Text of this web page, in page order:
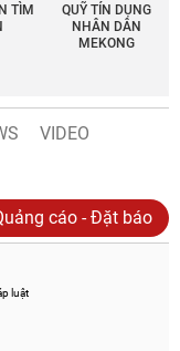
TÌM
QUỸ TÍN DỤNG
NHÂN DÂN
MEKONG
VIDEO
cáo - Đặt báo
luật